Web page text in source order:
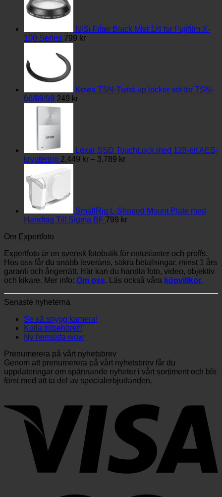
NiSi Filter Black Mist 1/4 for Fujifilm X-
100 Series 799 kr
Kowa TSN-Twist-up locker set for TSN-
66/88/99 249 kr
Lexar SSD TouchLock med 128-bit AES-
kryptering 2,449 kr – 3,789 krPrisintervall:
SmallRig L-Shaped Mount Plate med
Handtag Till Sigma BF 799 kr
Om Expertfoto
Expertfoto är en svensk fotobutik för entusiaster och proffs.
Hos oss får du snabb leverans, säkra betalningar, minst 1 års
garanti och ångerrätt. Här kan du handla foto, video, objektiv
och kikare. Mer info: Om oss. Läs också våra köpvillkor.
Senaste nyheterna
Se så snygg kamera!
Kolla tillbehöret!!
Ny hemsida wow
Prenumerera på vårt nyhetsbrev
Genom att prenumerera på vårt nyhetsbrev får du
uppdateringar om spännande nyheter i vårt sortiment och blir
först med att ta del av specialerbjudanden.